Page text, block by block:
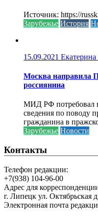
Источник: https://
Зарубежье История
15.09.2021
Москва направила
россиянина
МИД РФ потребовал
сведения по поводу
гражданина в
Зарубежье Новости
Контакты
Телефон редакции:
+7(938) 104-96-00
Адрес для
г. Липецк ул. Октябрьская
Электронная почта